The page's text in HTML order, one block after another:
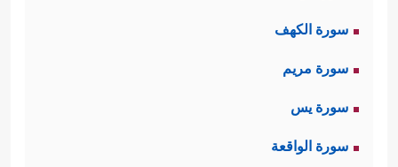
سورة الكهف
سورة مريم
سورة يس
سورة الواقعة